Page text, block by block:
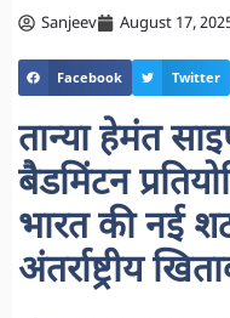
Sanjeev August 17,
Facebook Twitter
तान्या हेमंत
बैडमिंटन
भारत की नई
अंतर्राष्ट्रीय